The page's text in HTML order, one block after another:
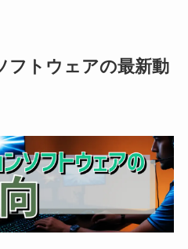
フトウェアの最新動